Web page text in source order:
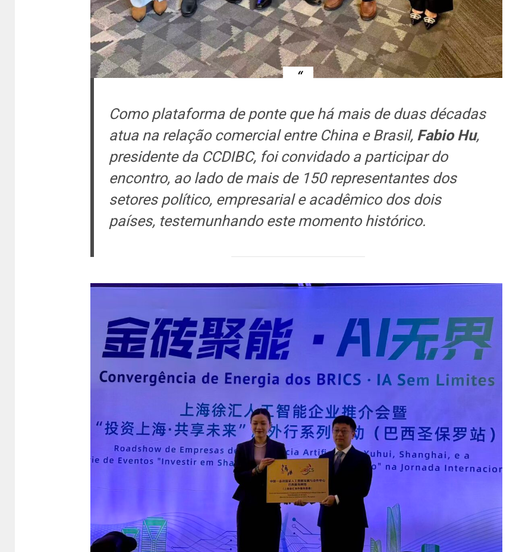
Como plataforma de ponte que há mais de duas décadas
atua na relação comercial entre China e Brasil, Fabio Hu,
presidente da CCDIBC, foi convidado a participar do
encontro, ao lado de mais de 150 representantes dos
setores político, empresarial e acadêmico dos dois
países, testemunhando este momento histórico.